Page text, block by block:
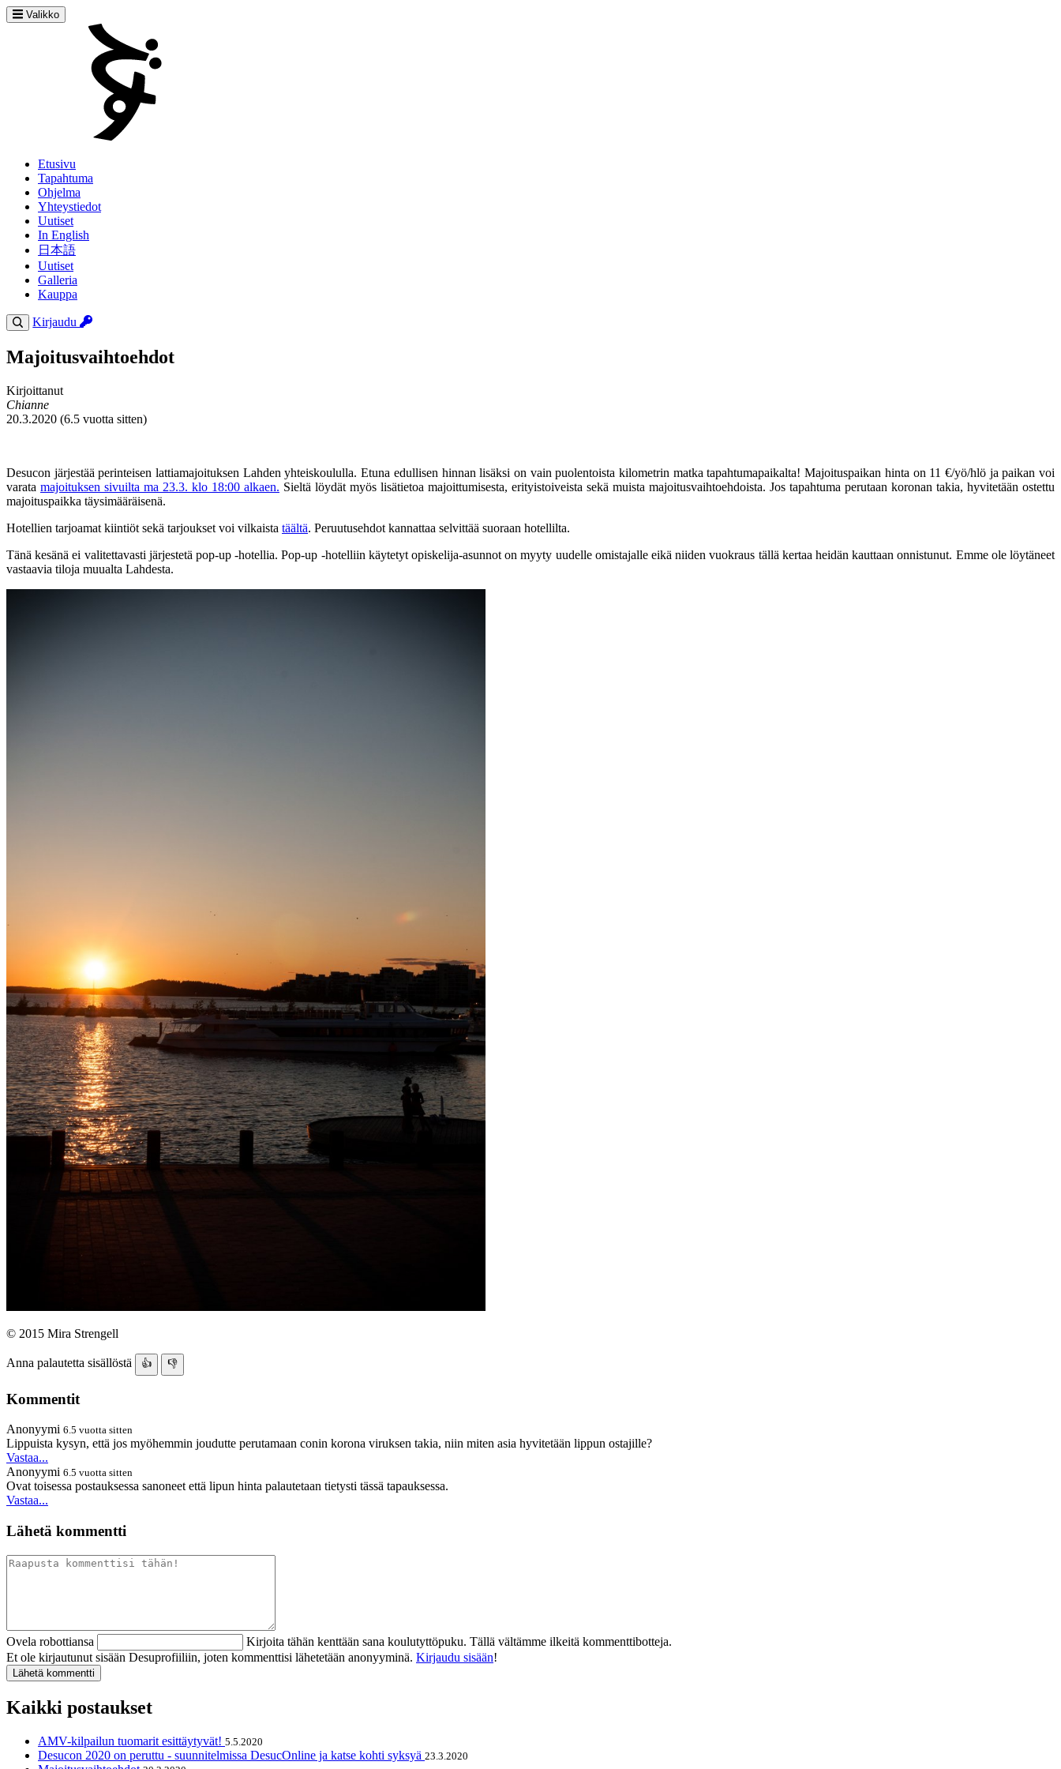
Valikko
Etusivu
Tapahtuma
Ohjelma
Yhteystiedot
Uutiset
In English
日本語
Uutiset
Galleria
Kauppa
Kirjaudu
Majoitusvaihtoehdot
Kirjoittanut
Chianne
20.3.2020 (6.5 vuotta sitten)
Desucon järjestää perinteisen lattiamajoituksen Lahden yhteiskoululla. Etuna edullisen hinnan lisäksi on vain puolentoista kilometrin matka tapahtumapaikalta! Majoituspaikan hinta on 11 €/yö/hlö ja paikan voi
varata majoituksen sivuilta ma 23.3. klo 18:00 alkaen. Sieltä löydät myös lisätietoa majoittumisesta, erityistoiveista sekä muista majoitusvaihtoehdoista. Jos tapahtuma perutaan koronan takia, hyvitetään ostettu
majoituspaikka täysimääräisenä.
Hotellien tarjoamat kiintiöt sekä tarjoukset voi vilkaista täältä. Peruutusehdot kannattaa selvittää suoraan hotellilta.
Tänä kesänä ei valitettavasti järjestetä pop-up -hotellia. Pop-up -hotelliin käytetyt opiskelija-asunnot on myyty uudelle omistajalle eikä niiden vuokraus tällä kertaa heidän kauttaan onnistunut. Emme ole löytäneet
vastaavia tiloja muualta Lahdesta.
© 2015 Mira Strengell
Anna palautetta sisällöstä 👍 👎
Kommentit
Anonyymi 6.5 vuotta sitten
Lippuista kysyn, että jos myöhemmin joudutte perutamaan conin korona viruksen takia, niin miten asia hyvitetään lippun ostajille?
Vastaa...
Anonyymi 6.5 vuotta sitten
Ovat toisessa postauksessa sanoneet että lipun hinta palautetaan tietysti tässä tapauksessa.
Vastaa...
Lähetä kommentti
Ovela robottiansa
Kirjoita tähän kenttään sana koulutyttöpuku. Tällä vältämme ilkeitä kommenttibotteja.
Et ole kirjautunut sisään Desuprofiiliin, joten kommenttisi lähetetään anonyyminä. Kirjaudu sisään!
Kaikki postaukset
AMV-kilpailun tuomarit esittäytyvät! 5.5.2020
Desucon 2020 on peruttu - suunnitelmissa DesucOnline ja katse kohti syksyä 23.3.2020